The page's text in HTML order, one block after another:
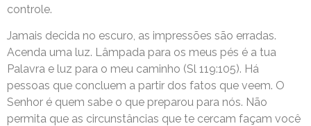
controle.
Jamais decida no escuro, as impressões são erradas.
Acenda uma luz. Lâmpada para os meus pés é a tua
Palavra e luz para o meu caminho (Sl 119:105). Há
pessoas que concluem a partir dos fatos que veem. O
Senhor é quem sabe o que preparou para nós. Não
permita que as circunstâncias que te cercam façam você